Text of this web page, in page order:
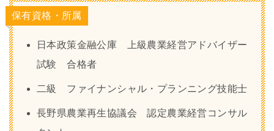
保有資格・所属
日本政策金融公庫 上級農業経営アドバイザー
試験 合格者
二級 ファイナンシャル・プランニング技能士
長野県農業再生協議会 認定農業経営コンサル